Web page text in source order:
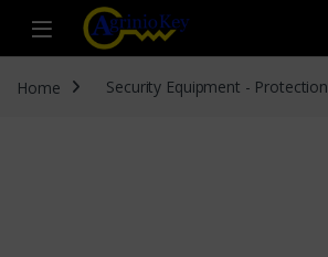
Skip to navigation
Skip to content
Open
Home Security Equipment - Protection